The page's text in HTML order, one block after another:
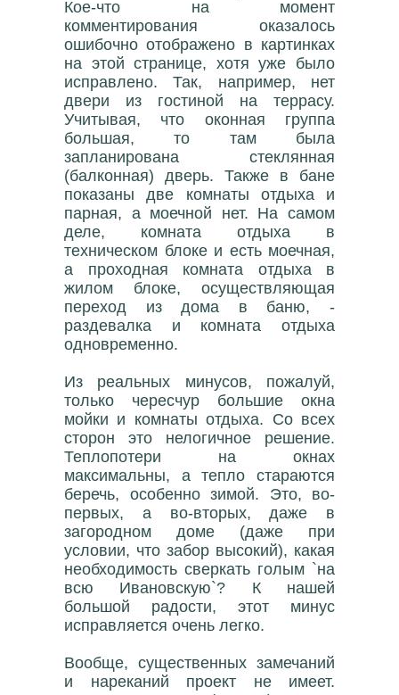
Кое-что на момент
комментирования оказалось
ошибочно отображено в картинках
на этой странице, хотя уже было
исправлено. Так, например, нет
двери из гостиной на террасу.
Учитывая, что оконная группа
большая, то там была
запланирована стеклянная
(балконная) дверь. Также в бане
показаны две комнаты отдыха и
парная, а моечной нет. На самом
деле, комната отдыха в
техническом блоке и есть моечная,
а проходная комната отдыха в
жилом блоке, осуществляющая
переход из дома в баню, -
раздевалка и комната отдыха
одновременно.
Из реальных минусов, пожалуй,
только чересчур большие окна
мойки и комнаты отдыха. Со всех
сторон это нелогичное решение.
Теплопотери на окнах
максимальны, а тепло стараются
беречь, особенно зимой. Это, во-
первых, а во-вторых, даже в
загородном доме (даже при
условии, что забор высокий), какая
необходимость сверкать голым `на
всю Ивановскую`? К нашей
большой радости, этот минус
исправляется очень легко.
Вообще, существенных замечаний
и нареканий проект не имеет.